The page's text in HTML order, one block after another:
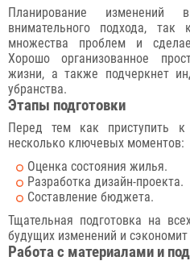
Планирование
внимательного подхода,
множества проблем и
Хорошо организованное
жизни, а также подчеркнет
убранства.
Этапы подготовки
Перед тем как приступить
несколько ключевых моментов:
Оценка состояния жилья.
Разработка дизайн-проекта.
Составление бюджета.
Тщательная подготовка на
будущих изменений и
Работа с материалами и